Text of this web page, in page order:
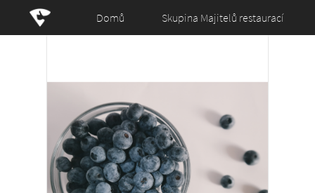
Domů Skupina Majitelů restaurací